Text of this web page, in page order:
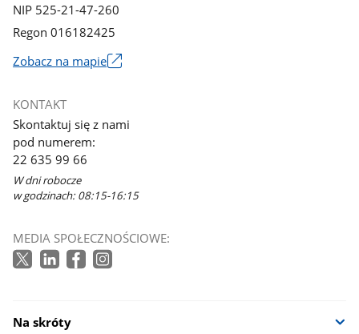
NIP 525-21-47-260
Regon 016182425
Zobacz na mapie
się
w
nowym
oknie
KONTAKT
Skontaktuj się z nami
pod numerem:
22 635 99 66
W dni robocze
w godzinach: 08:15-16:15
MEDIA SPOŁECZNOŚCIOWE:
Na skróty